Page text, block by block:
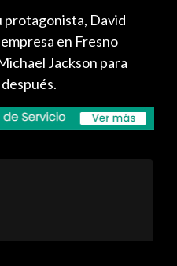
protagonista, David
en Fresno
Jackson para